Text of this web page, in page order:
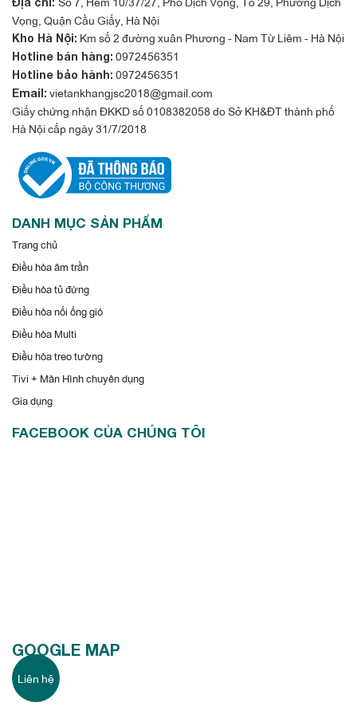
1,6 lần so với gas thường. Gas R410A còn giúp cho hơi lạnh
sâu hơn, tiết kiệm điện và bảo vệ môi trường.
Xem thêm:
Sử dụng môi chất lạnh R410a thân thiện với môi trường
Dàn lạnh treo tường
AMNQ24GSKB0 là dòng sản phẩm tiết kiệm điện, dễ sử dụng
và đáp ứng được mọi mong muốn từ phía khách hàng. Quý
khách hàng có nhu cầu tìm hiểu thêm về sản phẩm có thể liên
hệ với chúng tôi để được tư vấn chi tiết hơn.
Vọng, Quận Cầu Giấy, Hà Nội
Kho Hà Nội: Km số 2 đường xuân Phương - Nam Từ Liêm - Hà Nội
Hotline bán hàng: 0972456351
Hotline bảo hành: 0972456351
Email: vietankhangjsc2018@gmail.com
Giấy chứng nhận ĐKKD số 0108382058 do Sở KH&ĐT thành phố
Hà Nội cấp ngày 31/7/2018
DANH MỤC SẢN PHẨM
Trang chủ
Điều hòa âm trần
Điều hòa tủ đứng
Điều hòa nối ống gió
Điều hòa Multi
Điều hòa treo tường
Tivi + Màn Hình chuyên dụng
Gia dụng
FACEBOOK CỦA CHÚNG TÔI
GOOGLE MAP
Liên hệ